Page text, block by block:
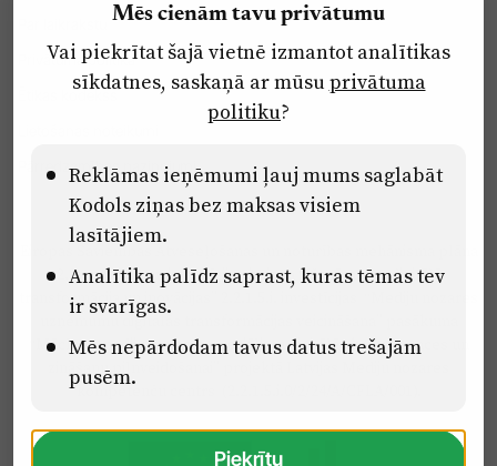
Privātuma politika
Pārredzamības paziņojumi
Eiropas Savienības Atveseļošanas un noturības mehānisma plāna
2.2. reformu un investīciju virziena “Uzņēmumu digitālā
transformācija un inovācijas” 2.2.1.5.i. investīcijas “Mediju nozares
uzņēmumu digitālās transformācijas veicināšana” pasākuma
“Mācības mediju nozares speciālistu digitālās kompetences un
zināšanu pilnveidošanai” projektā Latvijas Mediju nozares
Mēs cienām tavu privātumu
Vai piekrītat šajā vietnē izmantot analītikas
sīkdatnes, saskaņā ar mūsuprivātuma
politiku?
Reklāmas ieņēmumi ļauj mums saglabāt
Kodols ziņas bez maksas visiem
lasītājiem.
Analītika palīdz saprast, kuras tēmas tev
ir svarīgas.
Mēs nepārdodam tavus datus trešajām
pusēm.
Piekrītu